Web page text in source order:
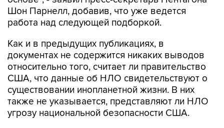
Шон Парнелл, добавив, что уже ведется
работа над следующей подборкой.
Как и в предыдущих публикациях, в
документах не содержится никаких выводов
относительно того, считает ли правительство
США, что данные об НЛО свидетельствуют о
существовании инопланетной жизни. В них
также не указывается, представляют ли НЛО
угрозу национальной безопасности США.